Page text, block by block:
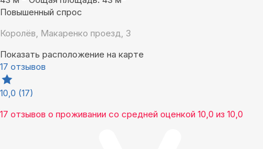
Повышенный спрос
Королёв, Макаренко проезд, 3
Показать расположение на карте
17 отзывов
10,0 (17)
17 отзывов о проживании со средней оценкой 10,0 из 10,0